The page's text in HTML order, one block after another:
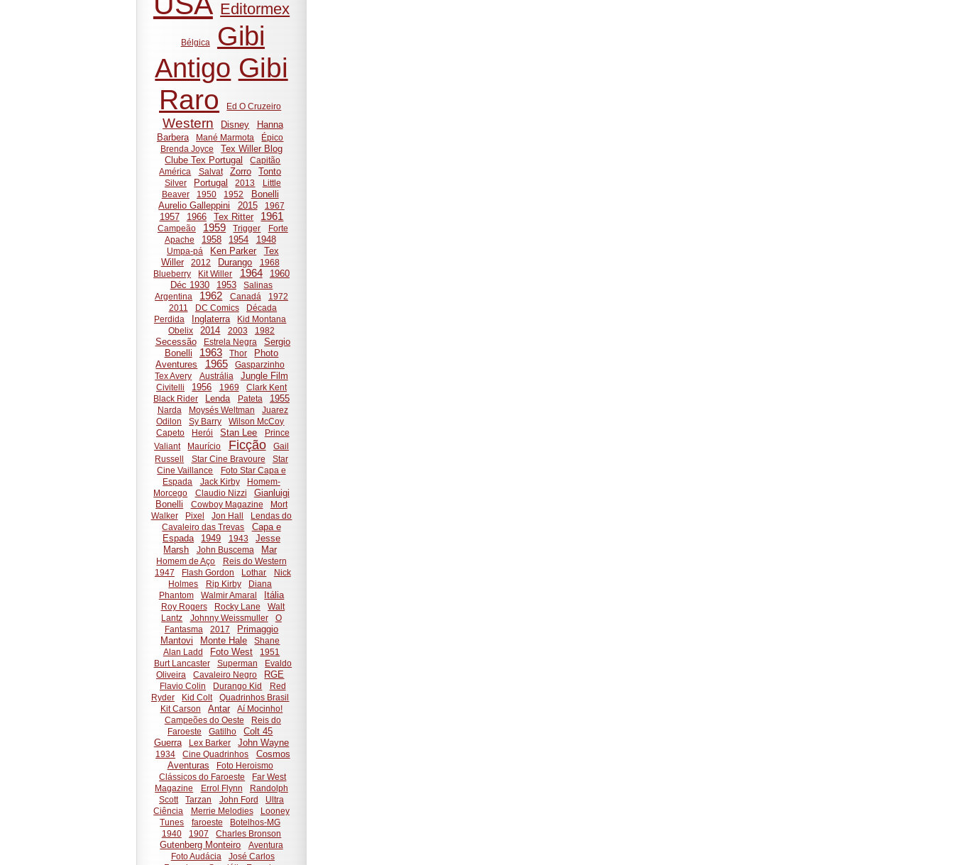
Editormex
Bélgica
Gibi
Antigo Gibi
Raro
Ed O Cruzeiro
Western Disney
Hanna
Barbera
Mané Marmota
Épico
Brenda Joyce
Tex Willer Blog
Clube Tex Portugal
Capitão
América
Salvat Zorro Tonto
Silver Portugal 2013
Little
Beaver
1950 1952
Bonelli
Aurelio Galleppini
2015 1967
1957 1966 Tex Ritter 1961
Campeão 1959 Trigger
Forte
Apache
1958 1954 1948
Umpa-pá Ken Parker
Tex
Willer
2012 Durango
1968
Blueberry
Kit Willer 1964
1960
Déc 1930
1953
Salinas
Argentina
1962 Canadá
1972
2011
DC Comics
Década
Perdida
Inglaterra
Kid Montana
Obelix
2014 2003 1982
Secessão Estrela Negra
Sergio
Bonelli
1963 Thor
Photo
Aventures
1965
Gasparzinho
Tex Avery
Austrália Jungle Film
Civitelli 1956 1969
Clark Kent
Black Rider
Lenda Pateta 1955
Narda Moysés Weltman
Juarez
Odilon
Sy Barry
Wilson McCoy
Capeto
Herói Stan Lee
Prince
Valiant
Maurício Ficção
Gail
Russell
Star Cine Bravoure
Star
Cine Vaillance
Foto Star Capa e
Espada
Jack Kirby
Homem-
Morcego
Claudio Nizzi
Gianluigi
Bonelli
Cowboy Magazine
Mort
Walker
Pixel Jon Hall
Lendas do
Cavaleiro das Trevas
Capa e
Espada
1949 1943
Jesse
Marsh
John Buscema Mar
Homem de Aço
Reis do Western
1947
Flash Gordon Lothar
Nick
Holmes
Rip Kirby
Diana
Phantom
Walmir Amaral Itália
Roy Rogers Rocky Lane
Walt
Lantz
Johnny Weissmuller
O
Fantasma
2017
Primaggio
Mantovi
Monte Hale
Shane
Alan Ladd
Foto West
1951
Burt Lancaster
Superman
Evaldo
Oliveira
Cavaleiro Negro RGE
Flavio Colin Durango Kid
Red
Ryder
Kid Colt
Quadrinhos Brasil
Kit Carson
Antar
Aí Mocinho!
Campeões do Oeste
Reis do
Faroeste
Gatilho
Colt 45
Guerra
Lex Barker John Wayne
1934 Cine Quadrinhos
Cosmos
Aventuras
Foto Heroismo
Clássicos do Faroeste
Far West
Magazine
Errol Flynn
Randolph
Scott
Tarzan John Ford
Ultra
Ciência
Merrie Melodies
Looney
Tunes
faroeste
Botelhos-MG
1940
1907 Charles Bronson
Gutenberg Monteiro
Aventura
Foto Audácia
José Carlos